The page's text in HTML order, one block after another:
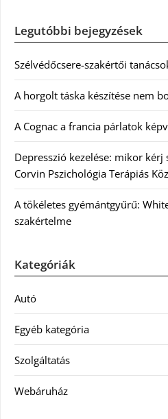
Legutóbbi bejegyzések
Szélvédőcsere-szakértői
A horgolt táska készítése nem
A Cognac a francia párlatok
Depresszió kezelése: mikor kérj
Corvin Pszichológia Terápiás
A tökéletes gyémántgyűrű:
szakértelme
Kategóriák
Autó
Egyéb kategória
Szolgáltatás
Webáruház